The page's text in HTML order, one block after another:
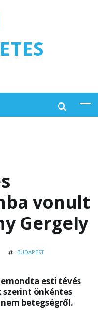
vonult
Gergely
BUDAPEST
esti tévés
szerint önkéntes
betegségről.